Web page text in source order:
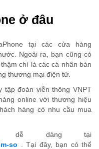
ở đâu
tại các cửa hàng
Ngoài ra, bạn cũng có
chí là các cá nhân bán
thương mại điện tử.
tập đoàn viễn thông VNPT
online với thương hiệu
hàng có nhu cầu mua
dễ dàng tại
so . Tại đây, bạn có thể